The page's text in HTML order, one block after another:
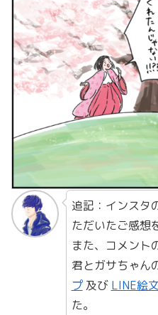
追記：インスタ
ただいたご感想
また、コメント
君とガサちゃん
プ及び LINE絵
た。